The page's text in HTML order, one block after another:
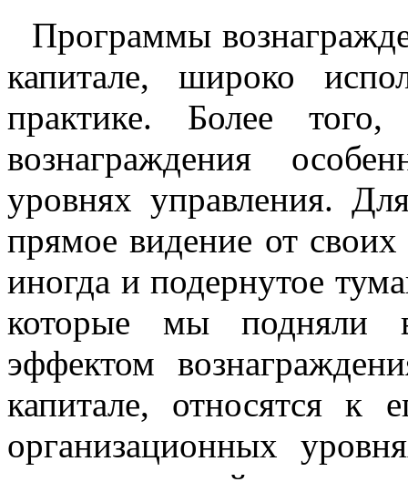
Программы
капитале, широко
практике. Более
вознаграждения
уровнях управления.
прямое видение от
иногда и подернутое
которые мы подняли
эффектом
капитале, относятся к
организационных